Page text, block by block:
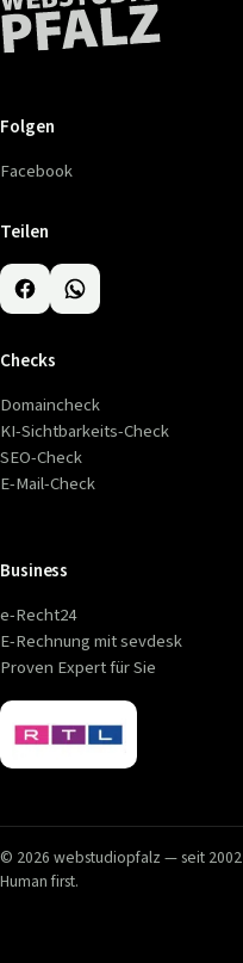
Folgen
Facebook
Teilen
Checks
Domaincheck
KI-Sichtbarkeits-Check
SEO-Check
E-Mail-Check
Business
e-Recht24
E-Rechnung mit sevdesk
Proven Expert für Sie
© 2026 webstudiopfalz — seit 2002
Human first.